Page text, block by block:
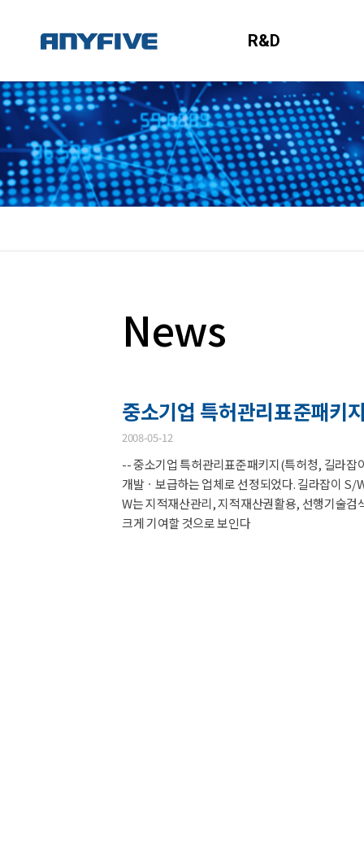
R&D
News
중소기업 특허관리표준패키
2008-05-12
-- 중소기업 특허관리표준패키지(특허청, 길라잡
개발ㆍ보급하는 업체로 선정되었다. 길라잡이 S/
W는 지적재산관리, 지적재산권활용, 선행기술
크게 기여할 것으로 보인다